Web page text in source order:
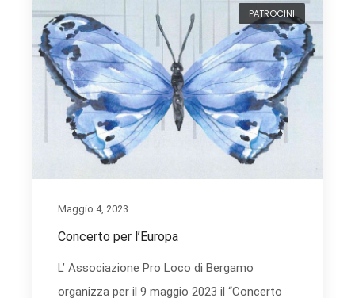
PATROCINI
Maggio 4, 2023
Concerto per l’Europa
L’ Associazione Pro Loco di Bergamo
organizza per il 9 maggio 2023 il “Concerto